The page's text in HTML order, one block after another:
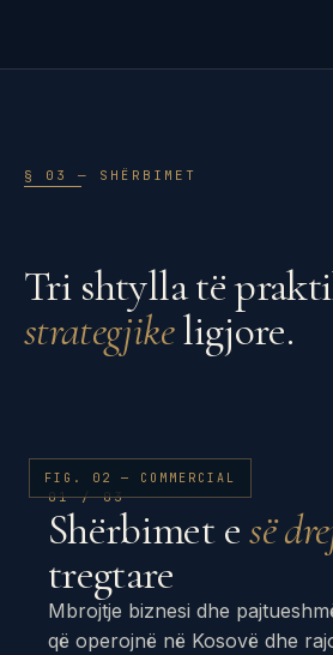
§ 03 — SHËRBIMET
Tri shtylla të
strategjikeligjore.
FIG. 02 — COMMERCIAL
01 / 03
Shërbimet esë
tregtare
Mbrojtje biznesi dhe
që operojnë në Kosovë dhe